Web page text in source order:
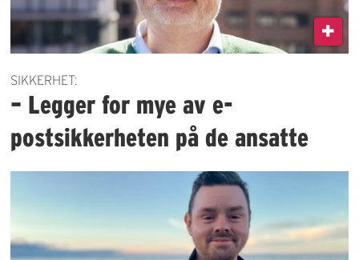
SIKKERHET:
– Legger for mye av e-
postsikkerheten på de ansatte